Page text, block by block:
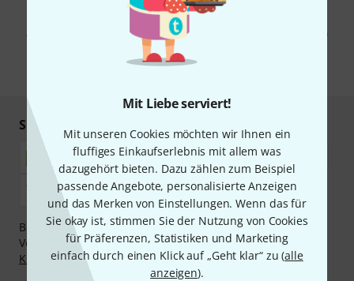
Mit Liebe serviert!
Mit unseren Cookies möchten wir Ihnen ein
fluffiges Einkaufserlebnis mit allem was
dazugehört bieten. Dazu zählen zum Beispiel
passende Angebote, personalisierte Anzeigen
und das Merken von Einstellungen. Wenn das für
Sie okay ist, stimmen Sie der Nutzung von Cookies
für Präferenzen, Statistiken und Marketing
einfach durch einen Klick auf „Geht klar“ zu (alle
anzeigen).
Mit Klick auf „Jetzt anmelden“ stimmen Sie dem Erhalt von E-Mail-
Werbung und einer Messung des E-Mail-Nutzungsverhaltens zu. Die
Abmeldung ist jederzeit möglich. Weitere Informationen finden Sie in
unserenDatenschutzhinweisen
* Pflichtfeld
Sicher einkaufen & bezahlen
Bezahlen Sie vertraulich und sicher per Nachnahme,
Vorkasse, PayPal, Amazon Pay,Klarna Sofort bezahlen
Klarna Ratenzahlungoder Kreditkarte.